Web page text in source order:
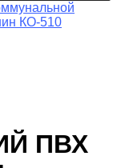
КО-510
ПВХ